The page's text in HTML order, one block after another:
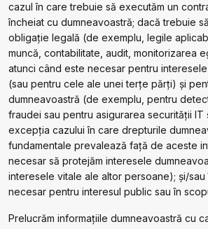
cazul în care trebuie să executăm un
încheiat cu dumneavoastră; dacă trebuie
obligație legală (de exemplu, legile
muncă, contabilitate, audit, monitorizarea
atunci când este necesar pentru
(sau pentru cele ale unei terțe părți) și
dumneavoastră (de exemplu, pentru
fraudei sau pentru asigurarea securității
excepția cazului în care drepturile
fundamentale prevalează față de aceste
necesar să protejăm interesele
interesele vitale ale altor persoane); și/
necesar pentru interesul public sau în
Prelucrăm informațiile dumneavoastră cu